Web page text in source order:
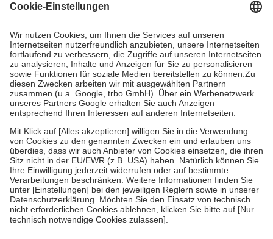
Kosten dafür, der Versicherte trägt einen Teil davon als Zuzahlung
Grundsätzlich leisten Mitglieder Zuzahlungen in Höhe von zehn
Prozent des Abgabepreises,mindestensjedochfünf Euround
höchstens zehn Euro.Es sind jedoch nie mehr als die tatsächlichen
Kosten der Leistung zu entrichten.
Diese Regeln gelten grundsätzlich auch für Online-Apotheken.
Bei Heilmitteln und häuslicher Krankenpflege beträgt die
Zuzahlung zehn Prozent der Kosten sowie zehn Euro je
Um das Engagement der Versicherten für ihre eigene Gesundheit zu
stärken und die besondere Stellung der Familie zu unterstützen,
fallenkeine Zuzahlungen an bei:
• Kindern und Jugendlichen bis zum vollendeten 18. Lebensjahr
mit Ausnahme der Fahrkosten
• Untersuchungen zur Vorsorge und Früherkennung, die von der
GKV getragen werden
• empfohlenen Schutzimpfungen